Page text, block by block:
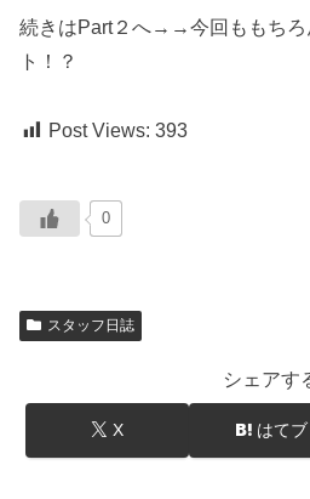
続きはPart２へ→→今回ももちろ
ト！？
Post Views: 393
0
スタッフ日誌
シェアす
X はてブ